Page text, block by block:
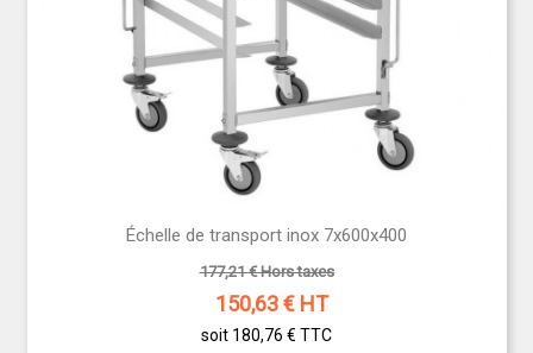
Échelle de transport inox 7x600x400
177,21 € Hors taxes
150,63€ HT
soit 180,76 € TTC